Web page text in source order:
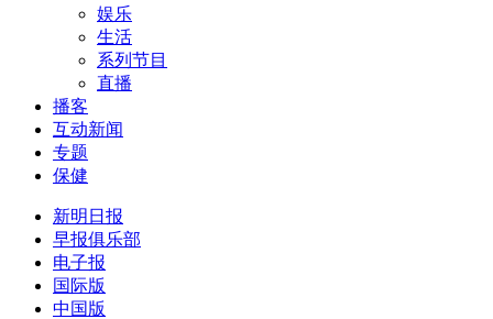
娱乐
生活
系列节目
直播
播客
互动新闻
专题
保健
新明日报
早报俱乐部
电子报
国际版
中国版